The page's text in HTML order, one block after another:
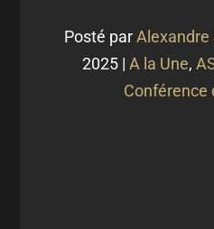
Posté parAlexandre
2025| A la Une,
Conférence